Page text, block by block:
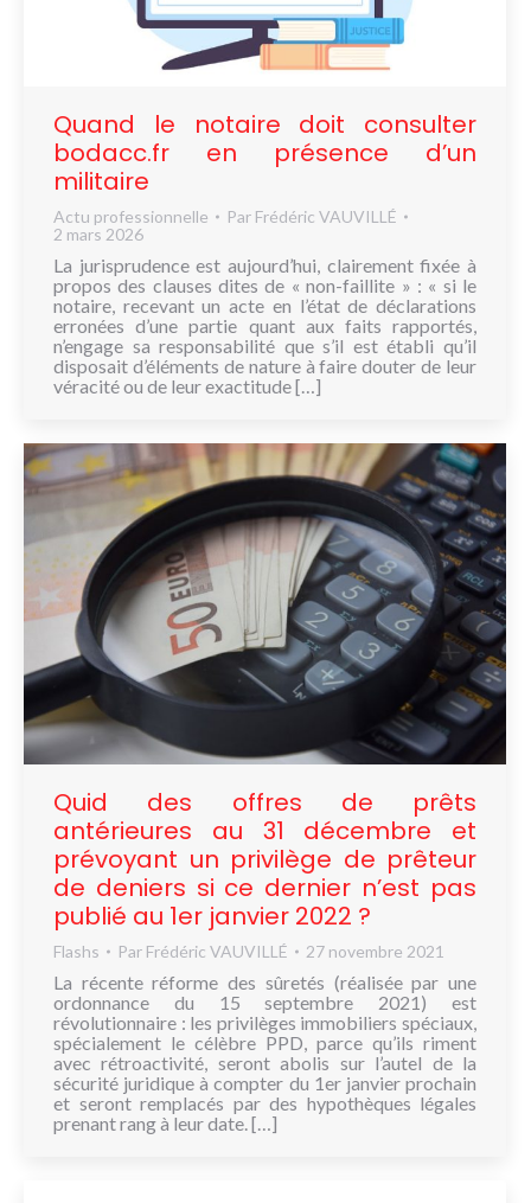
Quand le notaire doit consulter
bodacc.fr en présence d’un
militaire
Actu professionnelle Par Frédéric VAUVILLÉ
2 mars 2026
La jurisprudence est aujourd’hui, clairement fixée à
propos des clauses dites de « non-faillite » : « si le
notaire, recevant un acte en l’état de déclarations
erronées d’une partie quant aux faits rapportés,
n’engage sa responsabilité que s’il est établi qu’il
disposait d’éléments de nature à faire douter de leur
véracité ou de leur exactitude […]
Quid des offres de prêts
antérieures au 31 décembre et
prévoyant un privilège de prêteur
de deniers si ce dernier n’est pas
publié au 1er janvier 2022 ?
Flashs Par Frédéric VAUVILLÉ 27 novembre 2021
La récente réforme des sûretés (réalisée par une
ordonnance du 15 septembre 2021) est
révolutionnaire : les privilèges immobiliers spéciaux,
spécialement le célèbre PPD, parce qu’ils riment
avec rétroactivité, seront abolis sur l’autel de la
sécurité juridique à compter du 1er janvier prochain
et seront remplacés par des hypothèques légales
prenant rang à leur date. […]